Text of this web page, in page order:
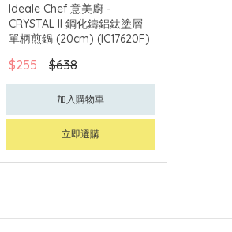
Ideale Chef 意美廚 -
CRYSTAL II 鋼化鑄鋁鈦塗層
單柄煎鍋 (20cm) (IC17620F)
$255 $638
加入購物車
立即選購